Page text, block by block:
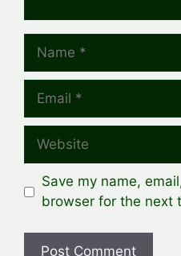
Name
Email
Website
Save my name,
browser for the next